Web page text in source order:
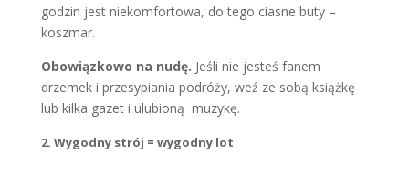
godzin jest niekomfortowa, do tego ciasne buty –
koszmar.
Obowiązkowo na nudę. Jeśli nie jesteś fanem
drzemek i przesypiania podróży, weź ze sobą książkę
lub kilka gazet i ulubioną muzykę.
2. Wygodny strój = wygodny lot